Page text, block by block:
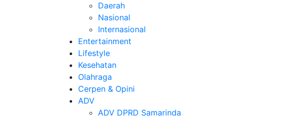
Daerah
Nasional
Internasional
Entertainment
Lifestyle
Kesehatan
Olahraga
Cerpen & Opini
ADV
ADV DPRD Samarinda